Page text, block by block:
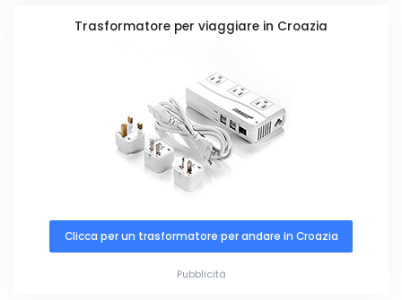
Trasformatore per viaggiare in Croazia
Clicca per un trasformatore per andare in Croazia
Pubblicità